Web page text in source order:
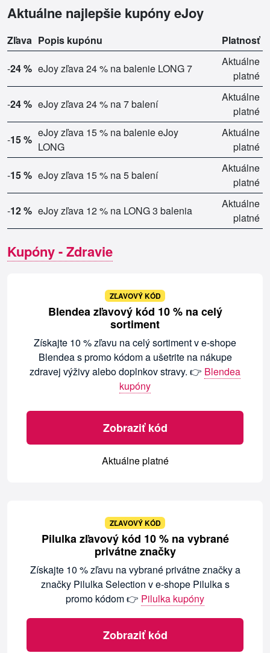
Aktuálne najlepšie kupóny eJoy
Zľava Popis kupónu Platnosť
-24 % eJoy zľava 24 % na balenie LONG 7
Aktuálne
platné
-24 % eJoy zľava 24 % na 7 balení
Aktuálne
platné
-15 %
eJoy zľava 15 % na balenie eJoy
LONG
Aktuálne
platné
-15 % eJoy zľava 15 % na 5 balení
Aktuálne
platné
-12 % eJoy zľava 12 % na LONG 3 balenia
Aktuálne
platné
Kupóny - Zdravie
ZĽAVOVÝ KÓD
Blendea zľavový kód 10 % na celý
sortiment
Získajte 10 % zľavu na celý sortiment v e-shope
Blendea s promo kódom a ušetrite na nákupe
zdravej výživy alebo doplnkov stravy. 👉 Blendea
kupóny
Zobraziť kód
Aktuálne platné
ZĽAVOVÝ KÓD
Pilulka zľavový kód 10 % na vybrané
privátne značky
Získajte 10 % zľavu na vybrané privátne značky a
značky Pilulka Selection v e-shope Pilulka s
promo kódom 👉 Pilulka kupóny
Zobraziť kód